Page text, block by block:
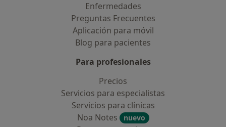
Enfermedades
Preguntas Frecuentes
Aplicación para móvil
Blog para pacientes
Para profesionales
Precios
Servicios para especialistas
Servicios para clínicas
Noa Notes
nuevo